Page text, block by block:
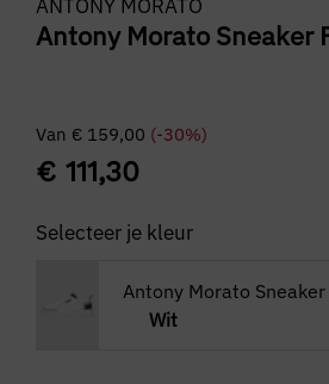
ANTONY MORATO
Antony Morato Sneaker
Van € 159,00 (-30%)
€ 111,30
Selecteer je kleur
Antony Morato
Wit